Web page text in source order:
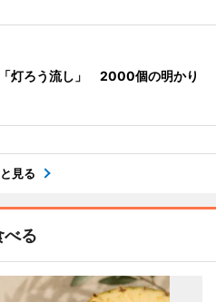
灯ろう流し」 2000個の明かり
見る
べる